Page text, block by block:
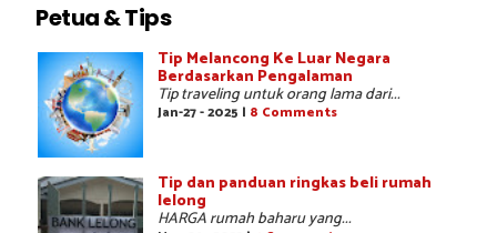
Petua & Tips
Tip Melancong Ke Luar Negara
Berdasarkan Pengalaman
Tip traveling untuk orang lama dari...
Jan-27 - 2025 | 8 Comments
Tip dan panduan ringkas beli rumah
lelong
HARGA rumah baharu yang...